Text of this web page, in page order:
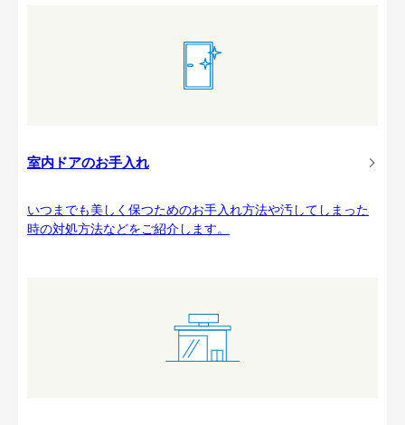
室内ドアのお手入れ
いつまでも美しく保つためのお手入れ方法や汚してしまった
時の対処方法などをご紹介します。